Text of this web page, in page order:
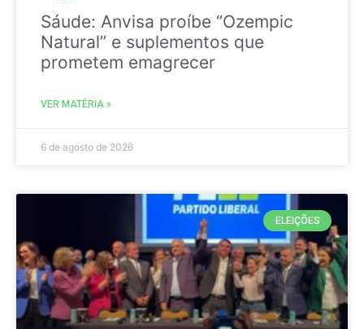
Sáude: Anvisa proíbe “Ozempic
Natural” e suplementos que
prometem emagrecer
VER MATÉRIA »
6 de agosto de 2026
ELEIÇÕES